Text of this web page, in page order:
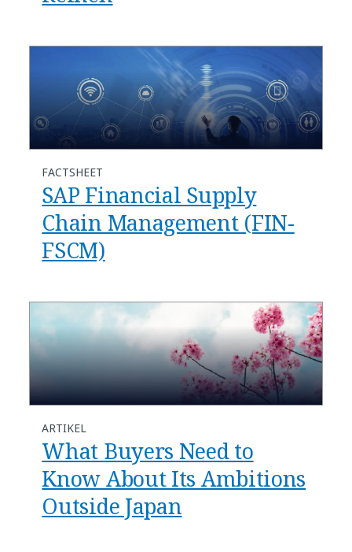
FACTSHEET
SAP Financial Supply
Chain Management (FIN-
FSCM)
ARTIKEL
What Buyers Need to
Know About Its Ambitions
Outside Japan